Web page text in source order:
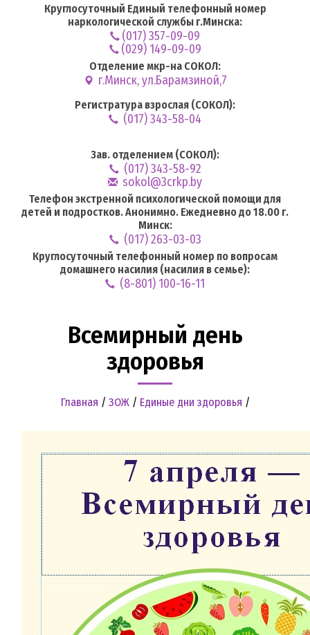
Круглосуточный Единый телефонный номер
наркологической службы г.Минска:
(017) 357-09-09
(029) 149-09-09
Отделение мкр-на СОКОЛ:
г.Минск, ул.Барамзиной,7
Регистратура взрослая (СОКОЛ):
(017) 343-58-04
Зав. отделением (СОКОЛ):
(017) 343-58-92
sokol@3crkp.by
Телефон экстренной психологической помощи для
детей и подростков. Анонимно. Ежедневно до 18.00 г.
Минск:
(017) 263-03-03
Круглосуточный телефонный номер по вопросам
домашнего насилия (насилия в семье):
(8-801) 100-16-11
Всемирный день
здоровья
Главная / ЗОЖ/ Единые дни здоровья /